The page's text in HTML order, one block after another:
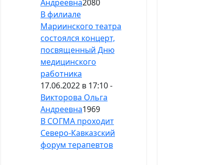
Андреевна2080
В филиале
Мариинского театра
состоялся концерт,
посвященный Дню
медицинского
работника
17.06.2022 в 17:10 -
Викторова Ольга
Андреевна1969
В СОГМА проходит
Северо-Кавказский
форум терапевтов